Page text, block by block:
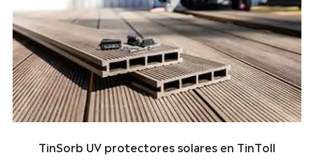
TinSorb UV protectores solares en TinToll